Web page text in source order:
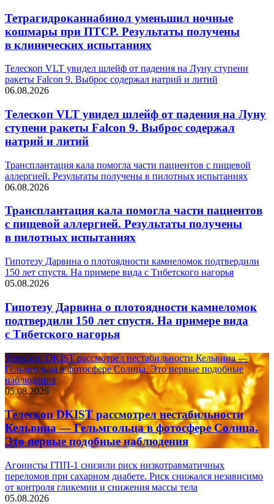
Тетрагидроканнабинол уменьшил ночные
кошмары при ПТСР. Результаты получены
в клинических испытаниях
Телескоп VLT увидел шлейф от падения на Луну ступени
ракеты Falcon 9. Выброс содержал натрий и литий
06.08.2026
Телескоп VLT увидел шлейф от падения на Луну
ступени ракеты Falcon 9. Выброс содержал
натрий и литий
Трансплантация кала помогла части пациентов с пищевой
аллергией. Результаты получены в пилотных испытаниях
06.08.2026
Трансплантация кала помогла части пациентов
с пищевой аллергией. Результаты получены
в пилотных испытаниях
Гипотезу Дарвина о плотоядности камнеломок подтвердили
150 лет спустя. На примере вида с Тибетского нагорья
05.08.2026
Гипотезу Дарвина о плотоядности камнеломок
подтвердили 150 лет спустя. На примере вида
с Тибетского нагорья
Телескоп DKIST рассмотрел нестабильности Кельвина —
Гельмгольца в фотосфере Солнца. Это первые подобные
наблюдения
05.08.2026
Телескоп DKIST рассмотрел нестабильности
Кельвина — Гельмгольца в фотосфере Солнца.
Это первые подобные наблюдения
Агонисты ГПП-1 снизили риск низкотравматичных
переломов при сахарном диабете. Риск снижался независимо
от контроля гликемии и снижения массы тела
05.08.2026